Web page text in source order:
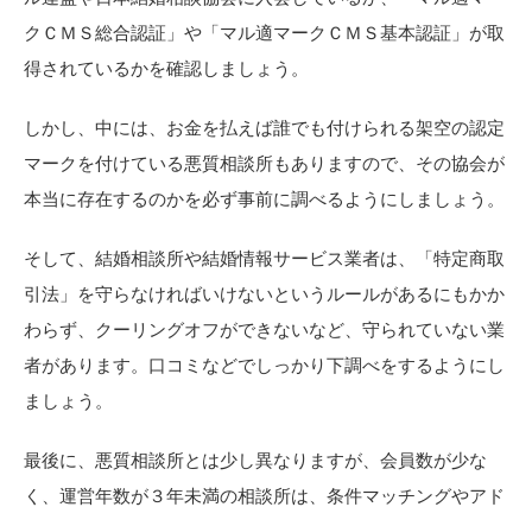
クＣＭＳ総合認証」や「マル適マークＣＭＳ基本認証」が取
得されているかを確認しましょう。
しかし、中には、お金を払えば誰でも付けられる架空の認定
マークを付けている悪質相談所もありますので、その協会が
本当に存在するのかを必ず事前に調べるようにしましょう。
そして、結婚相談所や結婚情報サービス業者は、「特定商取
引法」を守らなければいけないというルールがあるにもかか
わらず、クーリングオフができないなど、守られていない業
者があります。口コミなどでしっかり下調べをするようにし
ましょう。
最後に、悪質相談所とは少し異なりますが、会員数が少な
く、運営年数が３年未満の相談所は、条件マッチングやアド